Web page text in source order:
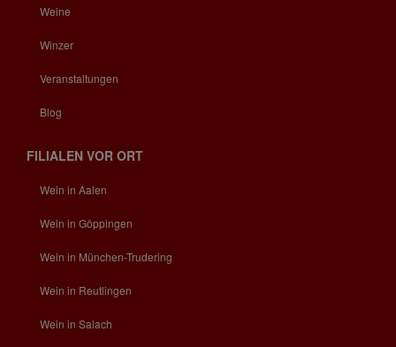
Weine
Winzer
Veranstaltungen
Blog
FILIALEN VOR ORT
Wein in Aalen
Wein in Göppingen
Wein in München-Trudering
Wein in Reutlingen
Wein in Salach